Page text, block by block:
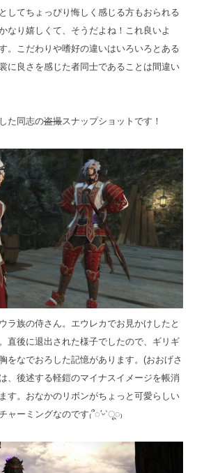
してちょっぴり悔しく感じる方もおられる
なり嬉しくて、そうだよね！これ良いよ
。こだわりや嗜好の違いはいろいろとある
に良さを感じた者同士であることは間違い
た同志の盗撮スナップショットです！
ラ族の侍さん。エウレカでお見かけしたと
直後に退出された様子でしたので、ギリギ
をなでおろした記憶があります。(おおげさ
、後述する軽鎧のマイナスイメージを帳消
す。おなかのリボンがちょっと可愛らしい
ャーミングなのです₍՞◌′ᵕ‵ू◌₎